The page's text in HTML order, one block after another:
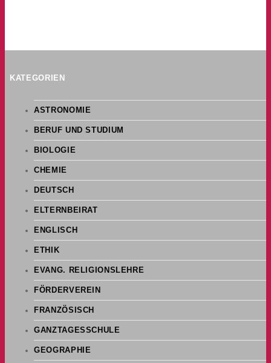
KATEGORIEN
ASTRONOMIE
BERUF UND STUDIUM
BIOLOGIE
CHEMIE
DEUTSCH
ELTERNBEIRAT
ENGLISCH
ETHIK
EVANG. RELIGIONSLEHRE
FÖRDERVEREIN
FRANZÖSISCH
GANZTAGESSCHULE
GEOGRAPHIE